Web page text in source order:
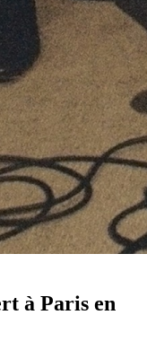
à Paris en